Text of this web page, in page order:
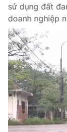
Liên hệ tòa
THỜI BÁO VTV
Theo dõi báo
Cơ quan chủ
sử dụng đất
doanh nghiệp